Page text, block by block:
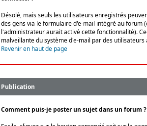
Désolé, mais seuls les utilisateurs enregistrés
des gens via le formulaire d'e-mail intégré au forum
l'administrateur aurait activé cette fonctionnalité).
malveillante du système d'e-mail par des utilisateurs
Revenir en haut de page
Publication
Comment puis-je poster un sujet dans un forum ?